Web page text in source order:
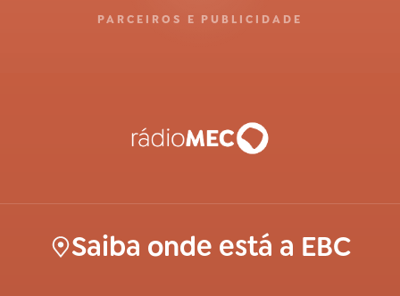
PARCEIROS E PUBLICIDADE
Saiba onde está a EBC